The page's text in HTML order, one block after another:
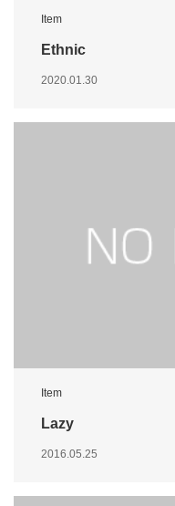
Item
Ethnic
2020.01.30
Item
Lazy
2016.05.25